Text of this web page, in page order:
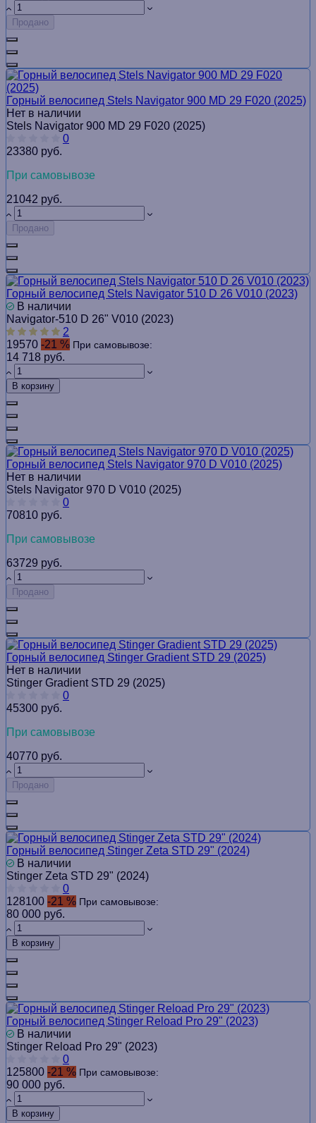
Продано
Горный велосипед Stels Navigator 900 MD 29 F020 (2025)
Нет в наличии
Stels Navigator 900 MD 29 F020 (2025)
0
23380 руб.
При самовывозе
21042 руб.
Продано
Горный велосипед Stels Navigator 510 D 26 V010 (2023)
В наличии
Navigator-510 D 26" V010 (2023)
2
19570 -21 % При самовывозе:
14 718 руб.
В корзину
Горный велосипед Stels Navigator 970 D V010 (2025)
Нет в наличии
Stels Navigator 970 D V010 (2025)
0
70810 руб.
При самовывозе
63729 руб.
Продано
Горный велосипед Stinger Gradient STD 29 (2025)
Нет в наличии
Stinger Gradient STD 29 (2025)
0
45300 руб.
При самовывозе
40770 руб.
Продано
Горный велосипед Stinger Zeta STD 29" (2024)
В наличии
Stinger Zeta STD 29" (2024)
0
128100 -21 % При самовывозе:
80 000 руб.
В корзину
Горный велосипед Stinger Reload Pro 29" (2023)
В наличии
Stinger Reload Pro 29" (2023)
0
125800 -21 % При самовывозе:
90 000 руб.
В корзину